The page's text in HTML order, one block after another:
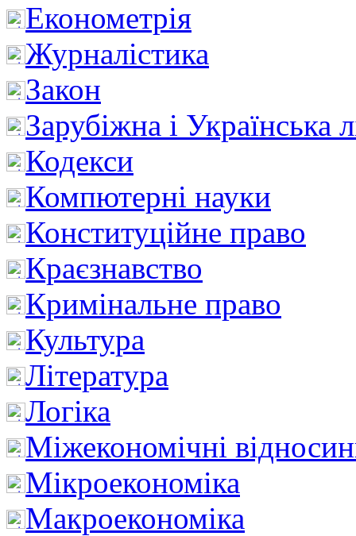
Економетрія
Журналістика
Закон
Зарубіжна і Українська
Кодекси
Компютерні науки
Конституційне право
Краєзнавство
Кримінальне право
Культура
Література
Логіка
Міжекономічні
Мікроекономіка
Макроекономіка